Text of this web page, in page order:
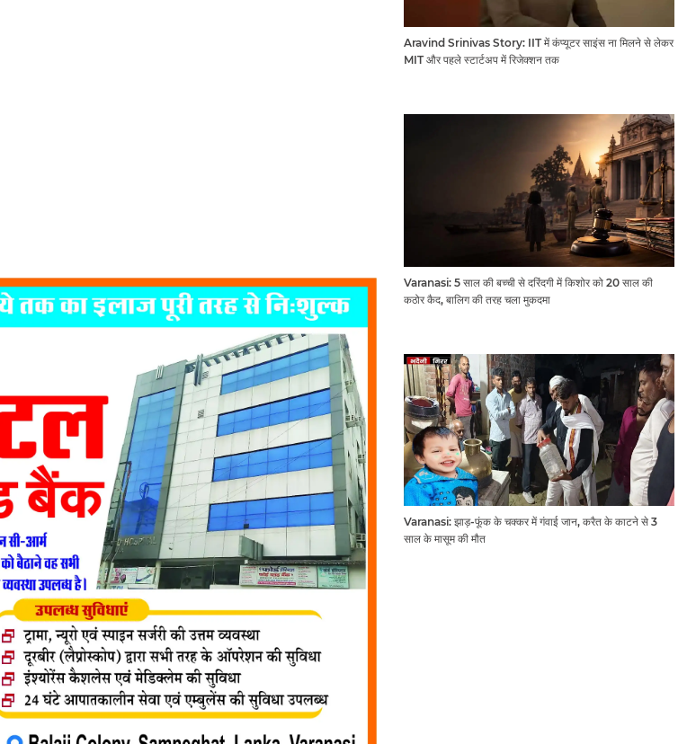
Aravind Srinivas Story: IIT में कंप्यूटर साइंस ना मिलने से लेकर
MIT और पहले स्टार्टअप में रिजेक्शन तक
Varanasi: 5 साल की बच्ची से दरिंदगी में किशोर को 20 साल की
कठोर कैद, बालिग की तरह चला मुकदमा
Varanasi: झाड़-फूंक के चक्कर में गंवाई जान, करैत के काटने से 3
साल के मासूम की मौत